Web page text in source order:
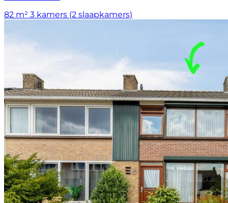
82 m² 3 kamers (2 slaapkamers)